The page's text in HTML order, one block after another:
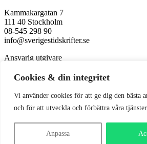
Cookies & din integritet
Vi använder cookies för att ge dig den bästa
och för att utveckla och förbättra våra
Anpassa
Kammakargatan 7
111 40 Stockholm
08-545 298 90
info@sverigestidskrifter.se
Ansvarig utgivare
LinkedIn
© Sveriges Tidskrifter